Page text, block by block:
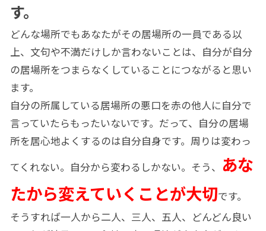
す。
どんな場所でもあなたがその居場所の一員である以
上、文句や不満だけしか言わないことは、自分が自分
の居場所をつまらなくしていることにつながると思い
ます。
自分の所属している居場所の悪口を赤の他人に自分で
言っていたらもったいないです。だって、自分の居場
所を居心地よくするのは自分自身です。周りは変わっ
てくれない。自分から変わるしかない。そう、 あな
たから変えていくことが大切です。
そうすれば一人から二人、三人、五人、どんどん良い